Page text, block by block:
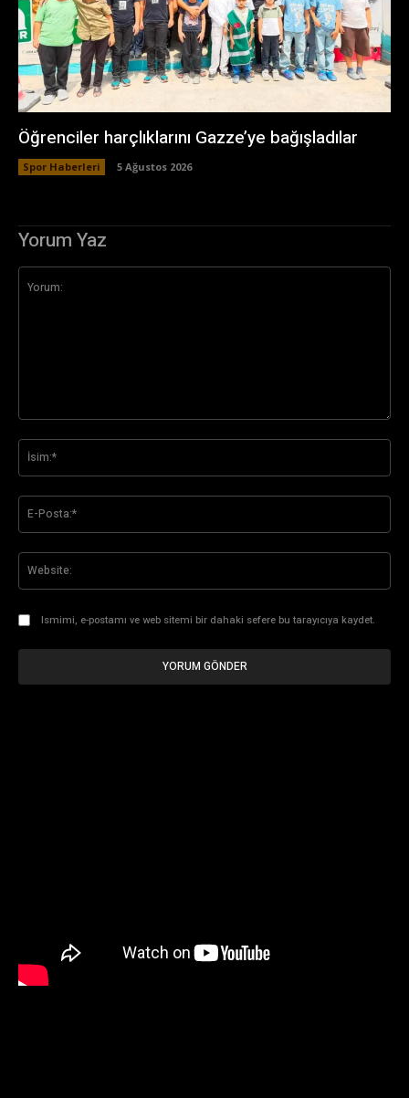
Öğrenciler harçlıklarını Gazze’ye bağışladılar
Spor Haberleri 5 Ağustos 2026
Yorum Yaz
Ismimi, e-postamı ve web sitemi bir dahaki sefere bu tarayıcıya kaydet.